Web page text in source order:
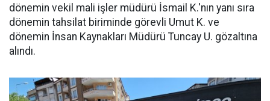
dönemin vekil mali işler müdürü İsmail K.'nın yanı sıra
dönemin tahsilat biriminde görevli Umut K. ve
dönemin İnsan Kaynakları Müdürü Tuncay U. gözaltına
alındı.